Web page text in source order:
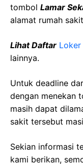
tombol Lamar
alamat rumah
Lihat Daftar Loker
lainnya.
Untuk deadline
dengan menekan
masih dapat
sakit tersebut
Sekian informasi
kami berikan,